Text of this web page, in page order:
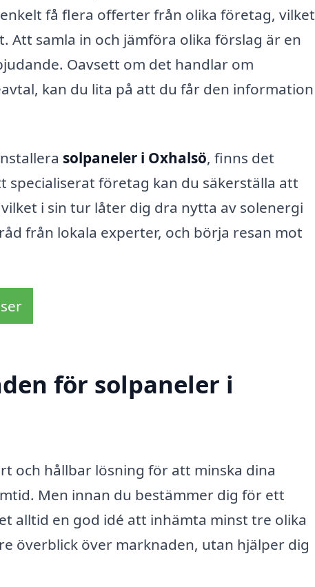
få flera offerter från olika företag, vilket
samla in och jämföra olika förslag är en
Oavsett om det handlar om
kan du lita på att du får den information
solpaneler i Oxhalsö, finns det
företag kan du säkerställa att
i sin tur låter dig dra nytta av solenergi
från lokala experter, och börja resan mot
för solpaneler i
och hållbar lösning för att minska dina
Men innan du bestämmer dig för ett
alltid en god idé att inhämta minst tre olika
överblick över marknaden, utan hjälper dig